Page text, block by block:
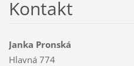
Kontakt
Janka Pronská
Hlavná 774